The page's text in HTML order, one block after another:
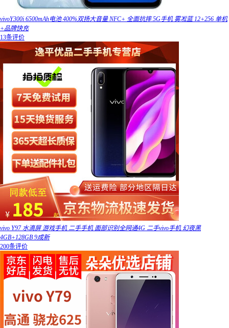
vivoY300i 6500mAh电池 400%双扬大音量 NFC+ 全面抗摔 5G手机 雾凇蓝 12+256 单机
+品牌快充
13条评价
vivo Y97 水滴屏 游戏手机 二手手机 面部识别全网通4G 二手vivo手机 幻夜黑
4GB+128GB 9成新
200条评价